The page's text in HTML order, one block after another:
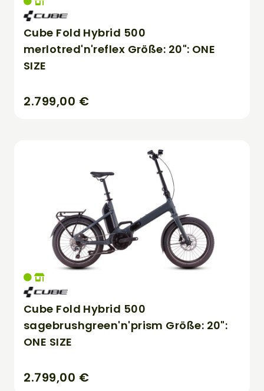
Cube Fold Hybrid 500
merlotred'n'reflex Größe: 20": ONE
SIZE
2.799,00 €
Cube Fold Hybrid 500
sagebrushgreen'n'prism Größe: 20":
ONE SIZE
2.799,00 €